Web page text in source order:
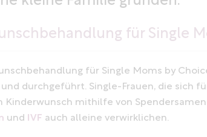
für Single
für Single Moms by
durchgeführt. Single-Frauen, die sich
Kinderwunsch mithilfe von
und IVF auch alleine verwirklichen.